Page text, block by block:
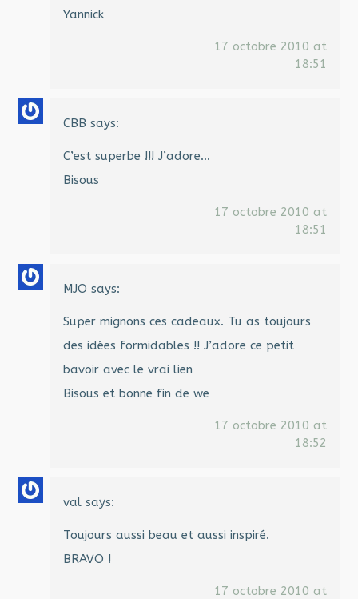
Yannick
17 octobre 2010 at
18:51
CBB says:
C’est superbe !!! J’adore…
Bisous
17 octobre 2010 at
18:51
MJO says:
Super mignons ces cadeaux. Tu as toujours
des idées formidables !! J’adore ce petit
bavoir avec le vrai lien
Bisous et bonne fin de we
17 octobre 2010 at
18:52
val says:
Toujours aussi beau et aussi inspiré.
BRAVO !
17 octobre 2010 at